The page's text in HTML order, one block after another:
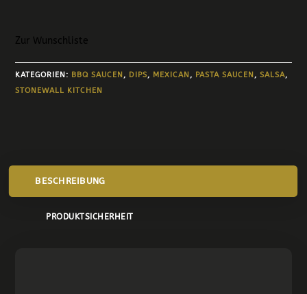
Zur Wunschliste
KATEGORIEN: BBQ SAUCEN , DIPS, MEXICAN , PASTA SAUCEN ,SALSA,
STONEWALL KITCHEN
BESCHREIBUNG
PRODUKTSICHERHEIT